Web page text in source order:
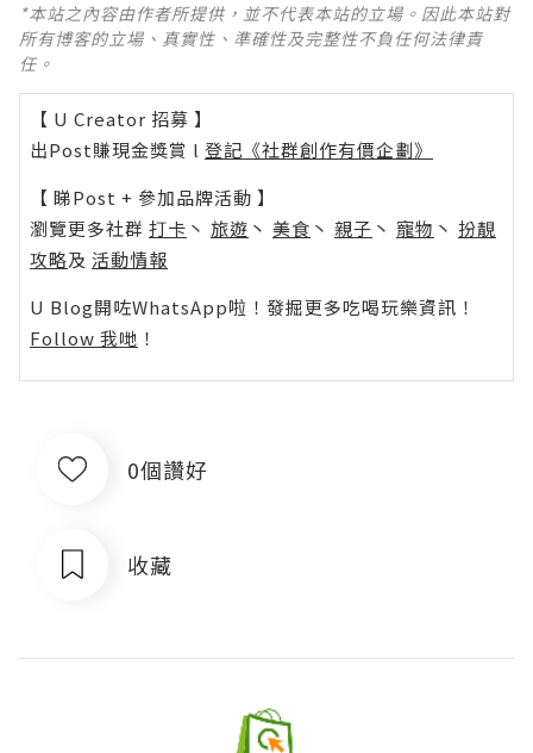
*本站之內容由作者所提供，並不代表本站的立場。因此本站對
所有博客的立場、真實性、準確性及完整性不負任何法律責
任。
【 U Creator 招募 】
出Post賺現金獎賞 l 登記《社群創作有價企劃》
【 睇Post + 參加品牌活動 】
瀏覽更多社群 打卡 丶 旅遊 丶 美食 丶 親子 丶 寵物 丶 扮靚
攻略及 活動情報
U Blog開咗WhatsApp啦！發掘更多吃喝玩樂資訊！
Follow 我哋 ！
0個讚好
收藏